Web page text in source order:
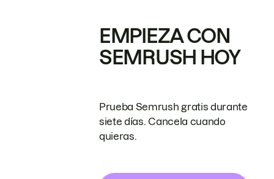
EMPIEZA CON
SEMRUSH HOY
Prueba Semrush gratis durante
siete días. Cancela cuando
quieras.